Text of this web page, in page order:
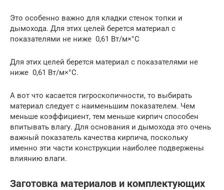
Это особенно важно для кладки стенок топки и
дымохода. Для этих целей берется материал с
показателями не ниже 0,61 Вт/м×°С
Для этих целей берется материал с показателями не
ниже 0,61 Вт/м×°С.
А вот что касается гигроскопичности, то выбирать
материал следует с наименьшим показателем. Чем
меньше коэффициент, тем меньше кирпич способен
впитывать влагу. Для основания и дымохода это очень
важный показатель качества кирпича, поскольку
именно эти части конструкции наиболее подвержены
влиянию влаги.
Заготовка материалов и комплектующих